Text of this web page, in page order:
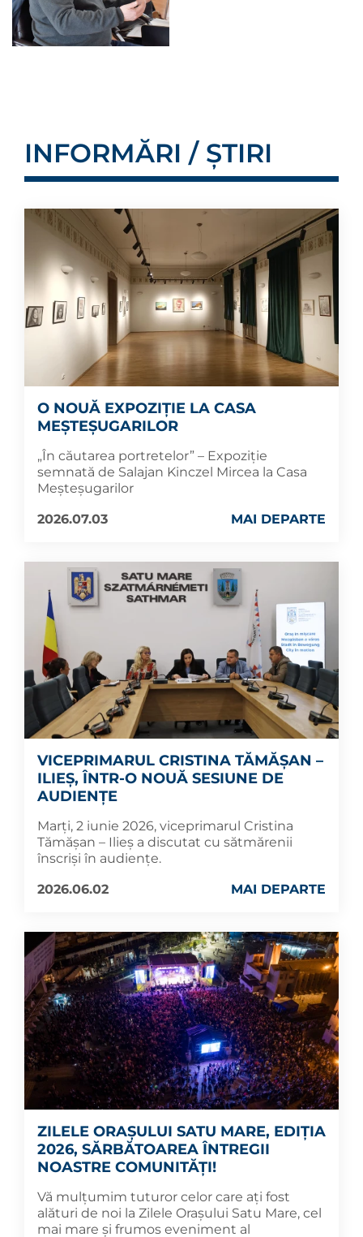
INFORMĂRI / ȘTIRI
O NOUĂ EXPOZIȚIE LA CASA
MEȘTEȘUGARILOR
„În căutarea portretelor” – Expoziție
semnată de Salajan Kinczel Mircea la Casa
Meșteșugarilor
2026.07.03
MAI DEPARTE
VICEPRIMARUL CRISTINA TĂMĂȘAN –
ILIEȘ, ÎNTR-O NOUĂ SESIUNE DE
AUDIENȚE
Marți, 2 iunie 2026, viceprimarul Cristina
Tămășan – Ilieș a discutat cu sătmărenii
înscriși în audiențe.
2026.06.02
MAI DEPARTE
ZILELE ORAȘULUI SATU MARE, EDIȚIA
2026, SĂRBĂTOAREA ÎNTREGII
NOASTRE COMUNITĂȚI!
Vă mulțumim tuturor celor care ați fost
alături de noi la Zilele Orașului Satu Mare, cel
mai mare și frumos eveniment al